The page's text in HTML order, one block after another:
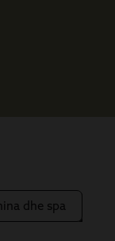
dhe spa